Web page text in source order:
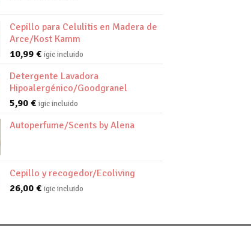
Cepillo para Celulitis en Madera de
Arce/Kost Kamm
10,99 € igic incluido
Detergente Lavadora
Hipoalergénico/Goodgranel
5,90 € igic incluido
Autoperfume/Scents by Alena
Cepillo y recogedor/Ecoliving
26,00 € igic incluido